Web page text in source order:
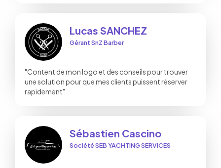
Lucas SANCHEZ
Gérant SnZ Barber
"Content de mon logo et des conseils pour trouver
une solution pour que mes clients puissent réserver
rapidement"
Sébastien Cascino
Société SEB YACHTING SERVICES